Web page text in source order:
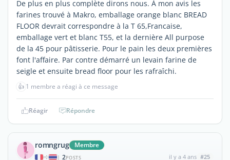
De plus en plus complète dirons nous. À mon avis les
farines trouvé à Makro, emballage orange blanc BREAD
FLOOR devrait correspondre à la T 65,Francaise,
emballage vert et blanc T55, et la dernière All purpose
de la 45 pour pâtisserie. Pour le pain les deux premières
font l'affaire. Par contre démarré un levain farine de
seigle et ensuite bread floor pour les rafraîchi.
👍 1 membre a réagi à ce message
Réagir Répondre
romngrug Membre
| 2POSTS il y a 4 ans #25